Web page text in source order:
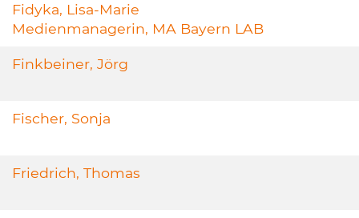
Fidyka, Lisa-Marie
Medienmanagerin, MA Bayern LAB
Finkbeiner, Jörg
Fischer, Sonja
Friedrich, Thomas